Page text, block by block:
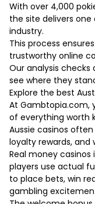
With over 4,000
the site delivers
industry.
This process
trustworthy online
Our analysis checks
see where they
Explore the best
At Gambtopia.com,
of everything worth
Aussie casinos
loyalty rewards, and
Real money
players use actual
to place bets, win
gambling